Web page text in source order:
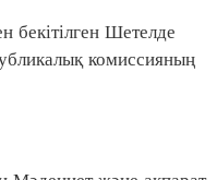
Шетелде
комиссияның